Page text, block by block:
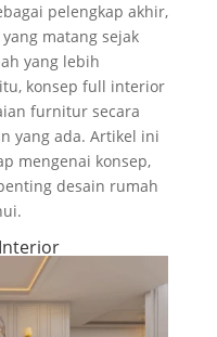
pelengkap akhir,
matang sejak
yang lebih
konsep full interior
furnitur secara
yang ada. Artikel ini
mengenai konsep,
desain rumah